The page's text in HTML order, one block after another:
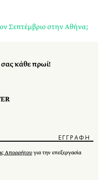
Σεπτέμβριο στην Αθήνα;
κάθε πρωί!
Απορρήτου για την επεξεργασία